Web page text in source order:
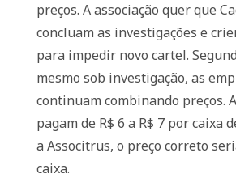
preços. A associação quer que
concluam as investigações e
para impedir novo cartel.
mesmo sob investigação, as
continuam combinando preços.
pagam de R$ 6 a R$ 7 por caixa
a Associtrus, o preço correto
caixa.